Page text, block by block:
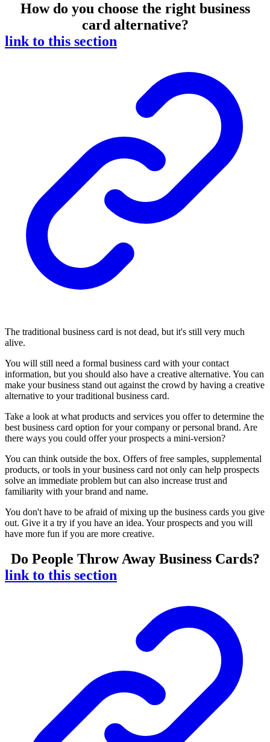
How do you choose the right business
card alternative?
link to this section
The traditional business card is not dead, but it's still very much
alive.
You will still need a formal business card with your contact
information, but you should also have a creative alternative. You can
make your business stand out against the crowd by having a creative
alternative to your traditional business card.
Take a look at what products and services you offer to determine the
best business card option for your company or personal brand. Are
there ways you could offer your prospects a mini-version?
You can think outside the box. Offers of free samples, supplemental
products, or tools in your business card not only can help prospects
solve an immediate problem but can also increase trust and
familiarity with your brand and name.
You don't have to be afraid of mixing up the business cards you give
out. Give it a try if you have an idea. Your prospects and you will
have more fun if you are more creative.
Do People Throw Away Business Cards?
link to this section